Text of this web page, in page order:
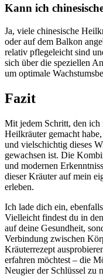
Kann ich
Ja,⁢ viele chinesische
oder auf dem Balkon
⁤relativ pflegeleicht sind
sich über die speziellen
um optimale‍
Fazit
Mit jedem Schritt, den ich
⁤Heilkräuter gemacht
und vielschichtig dieses
‍gewachsen ist. Die
und modernen
dieser Kräuter auf mein
erleben.
Ich lade dich ein,
Vielleicht​ findest⁢ du ⁤in⁣
auf deine ‍Gesundheit,
Verbindung zwischen
Kräuterrezept
erfahren möchtest – die‍
Neugier⁢ der ⁣Schlüssel zu